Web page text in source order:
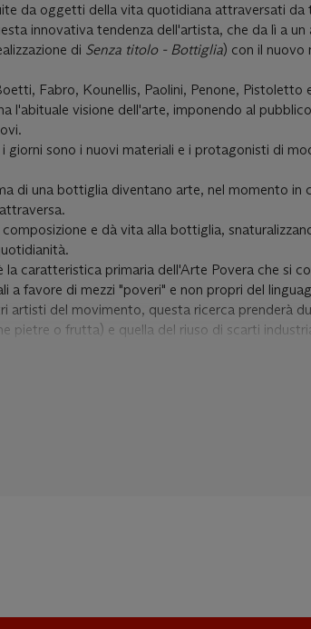
da oggetti della vita quotidiana attraversati da
innovativa tendenza dell'artista, che da lì a
di Senza titolo - Bottiglia) con il nuovo
Fabro, Kounellis, Paolini, Penone, Pistoletto
l'abituale visione dell'arte, imponendo al
sono i nuovi materiali e i protagonisti di
di una bottiglia diventano arte, nel momento in
e dà vita alla bottiglia,
caratteristica primaria dell'Arte Povera che si
a favore di mezzi "poveri" e non propri del
artisti del movimento, questa ricerca prenderà
pietre o frutta) e quella del riuso di scarti
donano un'idea di funzionalità, offrendo allo